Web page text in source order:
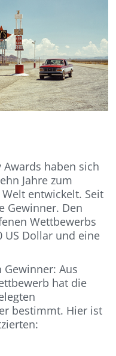
haben sich
Jahre zum
entwickelt. Seit
Gewinner. Den
Wettbewerbs
US Dollar und eine
Gewinner: Aus
hat die
bestimmt. Hier ist